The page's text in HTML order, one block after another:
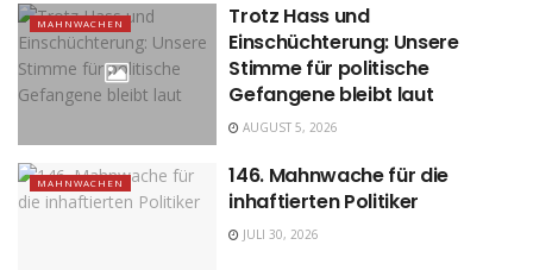
MAHNWACHEN
Trotz Hass und
Einschüchterung: Unsere
Stimme für politische
Gefangene bleibt laut
AUGUST 5, 2026
MAHNWACHEN
146. Mahnwache für die
inhaftierten Politiker
JULI 30, 2026